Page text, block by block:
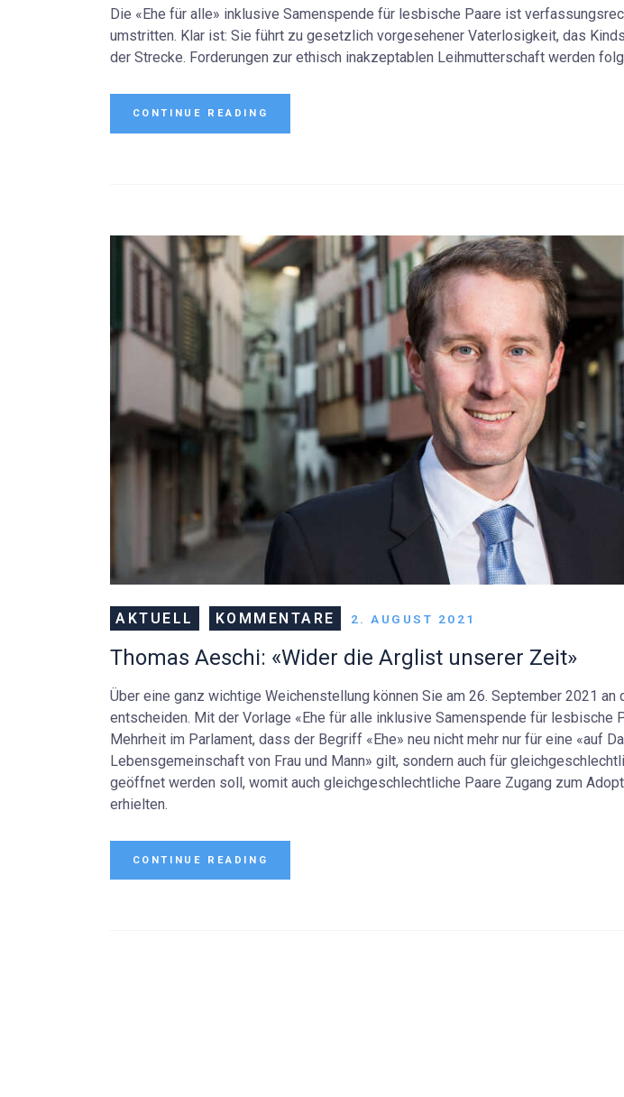
Die «Ehe für alle» inklusive Samenspende für lesbische Paare ist
umstritten. Klar ist: Sie führt zu gesetzlich vorgesehener Vaterlosigkeit, das
der Strecke. Forderungen zur ethisch inakzeptablen Leihmutterschaft werden
CONTINUE READING
AKTUELL KOMMENTARE 2. AUGUST 2021
Thomas Aeschi: «Wider die Arglist unserer Zeit»
Über eine ganz wichtige Weichenstellung können Sie am 26. September 2021 an
entscheiden. Mit der Vorlage «Ehe für alle inklusive Samenspende für lesbische
Mehrheit im Parlament, dass der Begriff «Ehe» neu nicht mehr nur für eine «auf
Lebensgemeinschaft von Frau und Mann» gilt, sondern auch für
geöffnet werden soll, womit auch gleichgeschlechtliche Paare Zugang zum
erhielten.
CONTINUE READING